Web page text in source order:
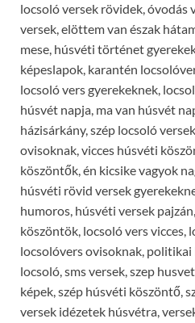
locsoló versek rövidek, óvodás
versek, elöttem van észak
mese, húsvéti történet
képeslapok, karantén
locsoló vers gyerekeknek,
húsvét napja, ma van húsvét
házisárkány, szép locsoló
ovisoknak, vicces húsvéti
köszöntők, én kicsike vagyok
húsvéti rövid versek
humoros, húsvéti versek
köszöntök, locsoló vers vicces,
locsolóvers ovisoknak,
locsoló, sms versek, szep
képek, szép húsvéti köszöntő,
versek idézetek húsvétra,